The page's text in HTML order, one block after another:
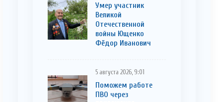
Умер участник
Великой
Отечественной
войны Ющенко
Фёдор Иванович
5 августа 2026, 9:01
Поможем работе
ПВО через